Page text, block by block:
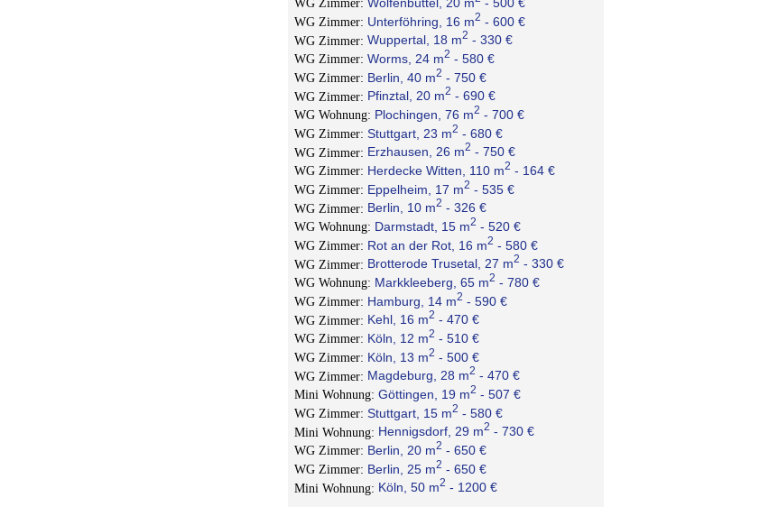
WG Zimmer:
WG Zimmer: Unterföhring, 16 m2 - 600 €
WG Zimmer: Wuppertal, 18 m2 - 330 €
WG Zimmer: Worms, 24 m2 - 580 €
WG Zimmer: Berlin, 40 m2 - 750 €
WG Zimmer: Pfinztal, 20 m2 - 690 €
WG Wohnung: Plochingen, 76 m2 - 700 €
WG Zimmer: Stuttgart, 23 m2 - 680 €
WG Zimmer: Erzhausen, 26 m2 - 750 €
WG Zimmer: Herdecke Witten, 110 m2 - 164 €
WG Zimmer: Eppelheim, 17 m2 - 535 €
WG Zimmer: Berlin, 10 m2 - 326 €
WG Wohnung: Darmstadt, 15 m2 - 520 €
WG Zimmer: Rot an der Rot, 16 m2 - 580 €
WG Zimmer: Brotterode Trusetal, 27 m2 - 330 €
WG Wohnung: Markkleeberg, 65 m2 - 780 €
WG Zimmer: Hamburg, 14 m2 - 590 €
WG Zimmer: Kehl, 16 m2 - 470 €
WG Zimmer: Köln, 12 m2 - 510 €
WG Zimmer: Köln, 13 m2 - 500 €
WG Zimmer: Magdeburg, 28 m2 - 470 €
Mini Wohnung: Göttingen, 19 m2 - 507 €
WG Zimmer: Stuttgart, 15 m2 - 580 €
Mini Wohnung: Hennigsdorf, 29 m2 - 730 €
WG Zimmer: Berlin, 20 m2 - 650 €
WG Zimmer: Berlin, 25 m2 - 650 €
Mini Wohnung: Köln, 50 m2 - 1200 €